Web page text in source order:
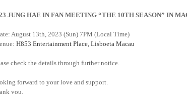
JUNG HAE IN FAN MEETING “THE 10TH SEASON” IN
August 13th, 2023 (Sun) 7PM (Local Time)
H853 Entertainment Place, Lisboeta Macau
check the details through further notice.
forward to your love and support.
you.